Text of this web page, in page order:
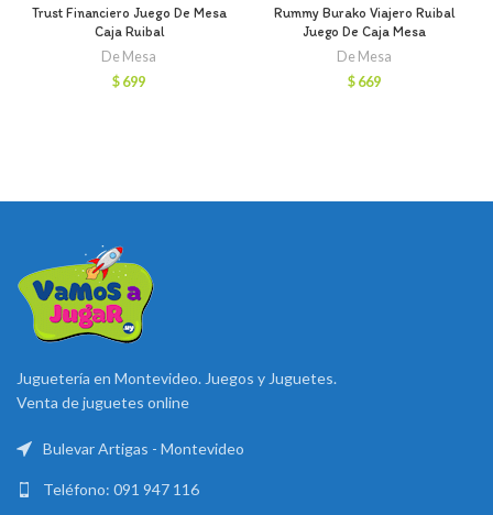
Trust Financiero Juego De Mesa
Caja Ruibal
De Mesa
$ 699
Rummy Burako Viajero Ruibal
Juego De Caja Mesa
De Mesa
$ 669
Juguetería en Montevideo. Juegos y Juguetes.
Venta de juguetes online
Bulevar Artigas - Montevideo
Teléfono: 091 947 116